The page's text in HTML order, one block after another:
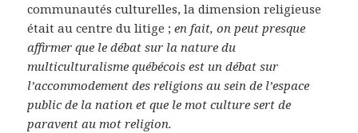
communautés culturelles, la dimension religieuse
était au centre du litige ;en fait, on peut presque
affirmer que le débat sur la nature du
multiculturalisme québécois est un débat sur
l’accommodement des religions au sein de l’espace
public de la nation et que le mot culture sert de
paravent au mot religion.